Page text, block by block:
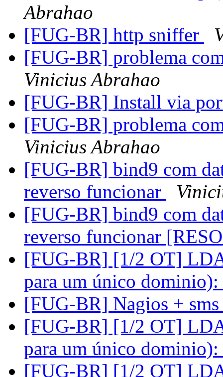
Abrahao
[FUG-BR] http sniffer
[FUG-BR] problema
Vinicius Abrahao
[FUG-BR] Install via
[FUG-BR] problema
Vinicius Abrahao
[FUG-BR] bind9 com
reverso funcionar
[FUG-BR] bind9 com
reverso funcionar
[FUG-BR] [1/2 OT]
para um único
[FUG-BR] Nagios +
[FUG-BR] [1/2 OT]
para um único
[FUG-BR] [1/2 OT]